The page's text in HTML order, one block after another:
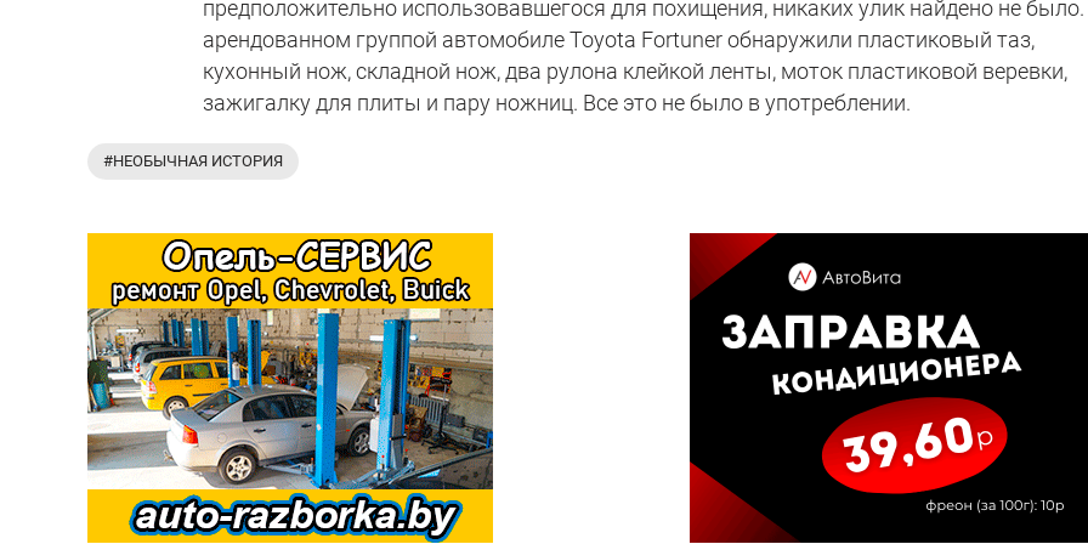
предположительно использовавшегося для похищения, никаких улик найдено не
арендованном группой автомобиле Toyota Fortuner обнаружили пластиковый таз,
кухонный нож, складной нож, два рулона клейкой ленты, моток пластиковой веревки,
зажигалку для плиты и пару ножниц. Все это не было в употреблении.
#НЕОБЫЧНАЯ ИСТОРИЯ